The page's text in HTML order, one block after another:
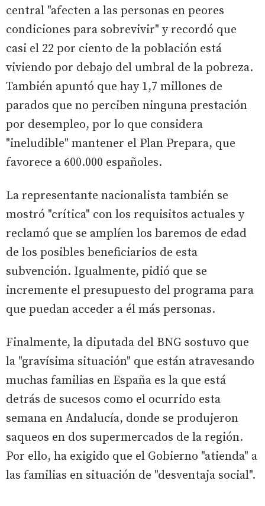
central "afecten a las personas en peores
condiciones para sobrevivir" y recordó que
casi el 22 por ciento de la población está
viviendo por debajo del umbral de la pobreza.
También apuntó que hay 1,7 millones de
parados que no perciben ninguna prestación
por desempleo, por lo que considera
"ineludible" mantener el Plan Prepara, que
favorece a 600.000 españoles.
La representante nacionalista también se
mostró "crítica" con los requisitos actuales y
reclamó que se amplíen los baremos de edad
de los posibles beneficiarios de esta
subvención. Igualmente, pidió que se
incremente el presupuesto del programa para
que puedan acceder a él más personas.
Finalmente, la diputada del BNG sostuvo que
la "gravísima situación" que están atravesando
muchas familias en España es la que está
detrás de sucesos como el ocurrido esta
semana en Andalucía, donde se produjeron
saqueos en dos supermercados de la región.
Por ello, ha exigido que el Gobierno "atienda" a
las familias en situación de "desventaja social".